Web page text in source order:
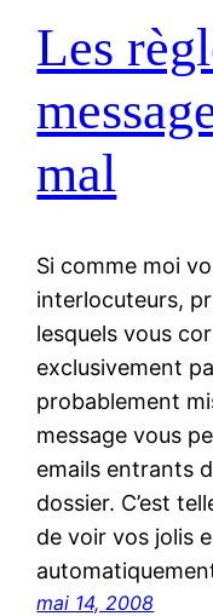
Les
mal
Si comme moi
interlocuteurs,
lesquels vous
exclusivement
probablement
message vous
emails entrants
dossier. C’est
de voir vos jolis
mai 14, 2008